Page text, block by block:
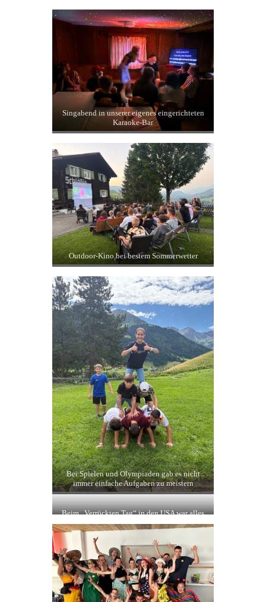
Auch beim Minigolf – Leo war immer mit
dabei
Singabend in unserer eigenes eingerichteten
Karaoke-Bar
Outdoor-Kino bei bestem Sommerwetter
Bei Spielen und Olympiaden gab es nicht
immer einfache Aufgaben zu meistern